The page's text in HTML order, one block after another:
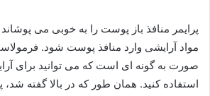
پرایمر منافذ باز پوست را به خوبی می
مواد آرایشی وارد منافذ پوست شود.
صورت به گونه ای است که می توانید برای
استفاده کنید. همان طور که در بالا گفته شد،